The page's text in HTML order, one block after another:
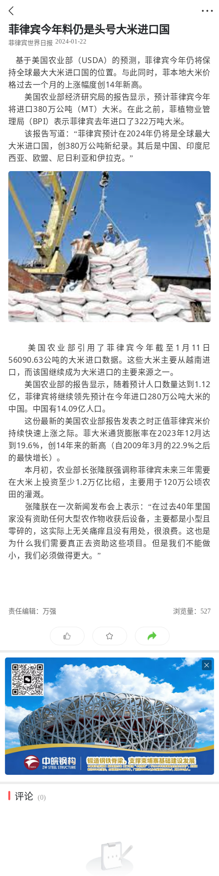
 
菲律宾今年料仍是头号大米进口国
菲律宾世界日报 2024-01-22
基于美国农业部（USDA）的预测，菲律宾今年仍将保
持全球最大大米进口国的位置。与此同时，菲本地大米价
格过去一个月的上涨幅度创 14年新高。
美国农业部经济研究局的报告显示，预计菲律宾今年
将进口380万公吨（MT）大米。在此之前，菲植物业管
理局（BPI）表示菲律宾去年进口了322万吨大米。
该报告写道：“菲律宾预计在2024年仍将是全球最大
大米进口国，创380万公吨新纪录。其后是中国、印度尼
西亚、欧盟、尼日利亚和伊拉克。”
美国农业部引用了菲律宾今年截至 1 月 11 日
56090.63公吨的大米进口数据。这些大米主要从越南进
口，而该国继续成为大米进口的主要来源之一。
美国农业部的报告显示，随着预计人口数量达到 1.12
亿，菲律宾将继续领先预计在今年进口 280万公吨大米的
中国。中国有14.09亿人口。
这份最新的美国农业部报告发表之时正值菲律宾米价
持续快速上涨之际。菲大米通货膨胀率在2023年12月达
到 19.6%，创 14年来的新高（自2009年3月的22.9%之后
的最快增长）。
本月初，农业部长张隆朕强调称菲律宾未来三年需要
在大米上投资至少 1.2万亿比绍，主要用于120万公顷农
田的灌溉。
张隆朕在一次新闻发布会上表示：“在过去40年里国
家没有资助任何大型农作物收获后设备，主要都是小型且
零碎的，这实际上无关痛痒且没有用处，很浪费。这也是
为什么我们需要真正去资助这些项目。但是我们不能做
小，我们必须做得更大。”
责任编辑：万强 浏览量：527

评论 (0)